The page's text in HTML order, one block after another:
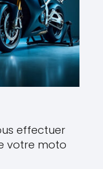
effectuer
votre moto